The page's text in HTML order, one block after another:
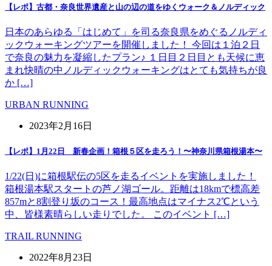
【レポ】古都・奈良世界遺産と山の辺の道をゆくウォーク＆ノルディック
日本のあらゆる「はじめて」を司る奈良県をめぐるノルディ
ックウォーキングツアーを開催しました！ 今回は１泊２日
で奈良の魅力を凝縮したプラン♪ １日目２日目とも天候に恵
まれ快晴の中ノルディックウォーキングはとても気持ちが良
か […]
URBAN RUNNING
2023年2月16日
【レポ】1月22日 新春企画！箱根５区を走ろう！〜神奈川県箱根湯本〜
1/22(日)に箱根駅伝の5区を走るイベントを実施しました！
箱根湯本駅スタートの芦ノ湖ゴール。距離は18kmで標高差
857mと8割登り坂のコース！最高地点はマイナス2℃という
中、皆様素晴らしい走りでした。 このイベント […]
TRAIL RUNNING
2022年8月23日